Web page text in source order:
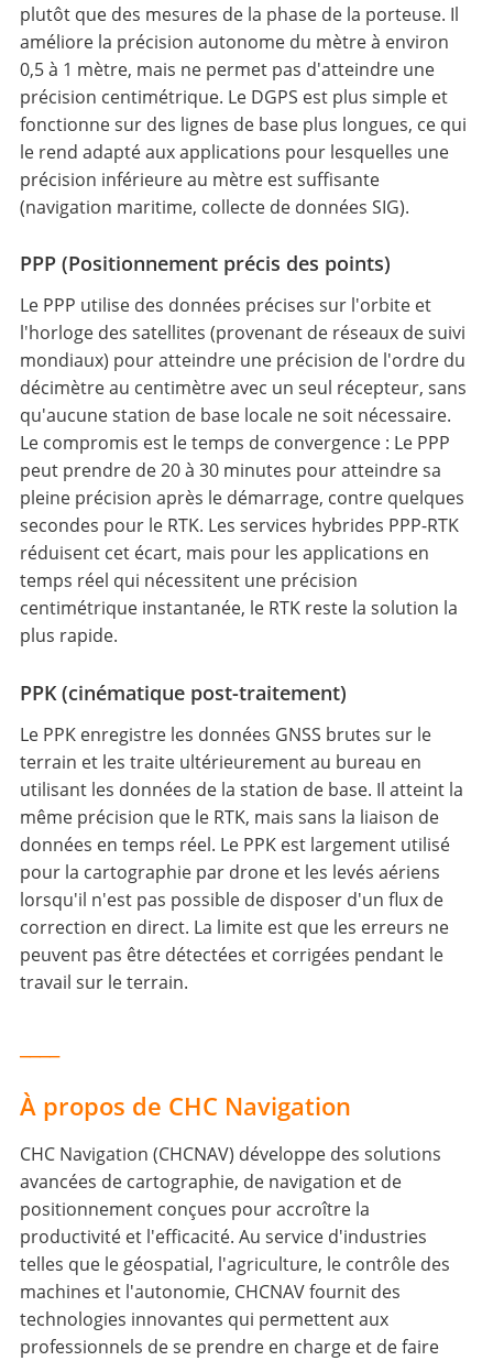
plutôt que des mesures de la phase de la porteuse. Il
améliore la précision autonome du mètre à environ
0,5 à 1 mètre, mais ne permet pas d'atteindre une
précision centimétrique. Le DGPS est plus simple et
fonctionne sur des lignes de base plus longues, ce qui
le rend adapté aux applications pour lesquelles une
précision inférieure au mètre est suffisante
(navigation maritime, collecte de données SIG).
PPP (Positionnement précis des points)
Le PPP utilise des données précises sur l'orbite et
l'horloge des satellites (provenant de réseaux de suivi
mondiaux) pour atteindre une précision de l'ordre du
décimètre au centimètre avec un seul récepteur, sans
qu'aucune station de base locale ne soit nécessaire.
Le compromis est le temps de convergence : Le PPP
peut prendre de 20 à 30 minutes pour atteindre sa
pleine précision après le démarrage, contre quelques
secondes pour le RTK. Les services hybrides PPP-RTK
réduisent cet écart, mais pour les applications en
temps réel qui nécessitent une précision
centimétrique instantanée, le RTK reste la solution la
plus rapide.
PPK (cinématique post-traitement)
Le PPK enregistre les données GNSS brutes sur le
terrain et les traite ultérieurement au bureau en
utilisant les données de la station de base. Il atteint la
même précision que le RTK, mais sans la liaison de
données en temps réel. Le PPK est largement utilisé
pour la cartographie par drone et les levés aériens
lorsqu'il n'est pas possible de disposer d'un flux de
correction en direct. La limite est que les erreurs ne
peuvent pas être détectées et corrigées pendant le
travail sur le terrain.
À propos de CHC Navigation
CHC Navigation (CHCNAV) développe des solutions
avancées de cartographie, de navigation et de
positionnement conçues pour accroître la
productivité et l'efficacité. Au service d'industries
telles que le géospatial, l'agriculture, le contrôle des
machines et l'autonomie, CHCNAV fournit des
technologies innovantes qui permettent aux
professionnels de se prendre en charge et de faire